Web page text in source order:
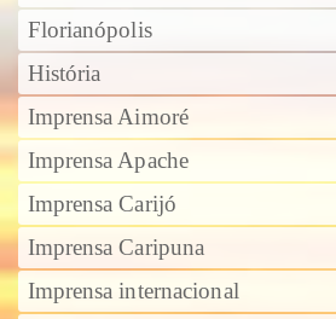
Florianópolis
História
Imprensa Aimoré
Imprensa Apache
Imprensa Carijó
Imprensa Caripuna
Imprensa internacional